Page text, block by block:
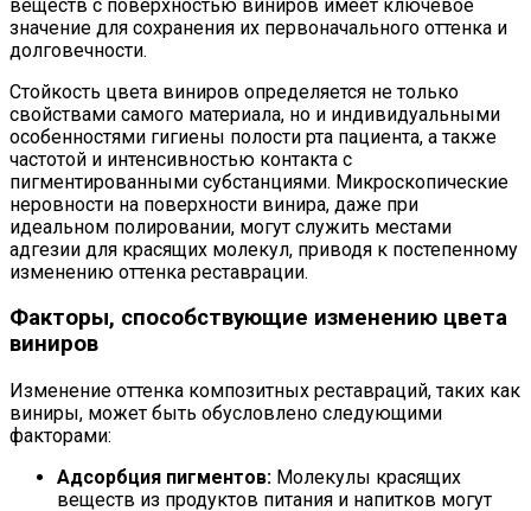
веществ с поверхностью виниров имеет ключевое
значение для сохранения их первоначального оттенка и
долговечности.
Стойкость цвета виниров определяется не только
свойствами самого материала, но и индивидуальными
особенностями гигиены полости рта пациента, а также
частотой и интенсивностью контакта с
пигментированными субстанциями. Микроскопические
неровности на поверхности винира, даже при
идеальном полировании, могут служить местами
адгезии для красящих молекул, приводя к постепенному
изменению оттенка реставрации.
Факторы, способствующие изменению цвета
виниров
Изменение оттенка композитных реставраций, таких как
виниры, может быть обусловлено следующими
факторами:
Адсорбция пигментов: Молекулы красящих
веществ из продуктов питания и напитков могут